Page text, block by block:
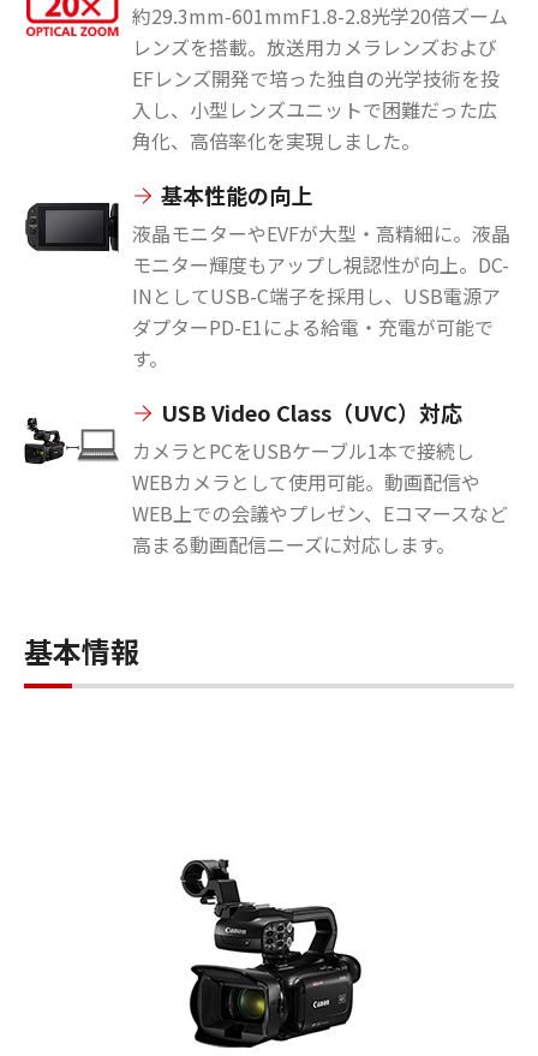
約29.3mm-601mmF1.8-2.8光学20倍ズーム
レンズを搭載。放送用カメラレンズおよび
EFレンズ開発で培った独自の光学技術を投
入し、小型レンズユニットで困難だった広
角化、高倍率化を実現しました。
基本性能の向上
液晶モニターやEVFが大型・高精細に。液晶
モニター輝度もアップし視認性が向上。DC-
INとしてUSB-C端子を採用し、USB電源ア
ダプターPD-E1による給電・充電が可能で
す。
USB Video Class（UVC）対応
カメラとPCをUSBケーブル1本で接続し
WEBカメラとして使用可能。動画配信や
WEB上での会議やプレゼン、Eコマースなど
高まる動画配信ニーズに対応します。
基本情報